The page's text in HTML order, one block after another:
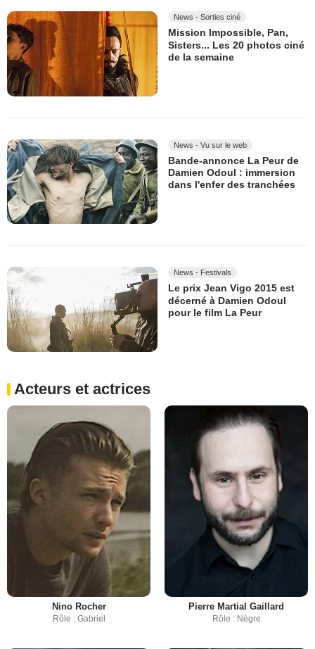
News - Sorties ciné
Mission Impossible, Pan,
Sisters... Les 20 photos ciné
de la semaine
News - Vu sur le web
Bande-annonce La Peur de
Damien Odoul : immersion
dans l'enfer des tranchées
News - Festivals
Le prix Jean Vigo 2015 est
décerné à Damien Odoul
pour le film La Peur
Acteurs et actrices
Nino Rocher
Rôle : Gabriel
Pierre Martial Gaillard
Rôle : Nègre